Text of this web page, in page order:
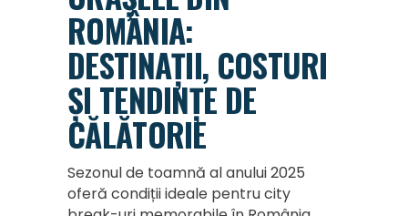
ROMÂNIA:
DESTINAȚII, COSTURI
ȘI TENDINȚE DE
CĂLĂTORIE
Sezonul de toamnă al anului 2025
oferă condiții ideale pentru city